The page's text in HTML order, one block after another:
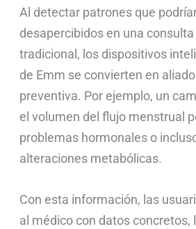
Al detectar patrones que
desapercibidos en una
tradicional, los dispositivos
de Emm se convierten en
preventiva. Por ejemplo, un
el volumen del flujo menstrual
problemas hormonales o
alteraciones metabólicas.
Con esta información, las
al médico con datos concretos,